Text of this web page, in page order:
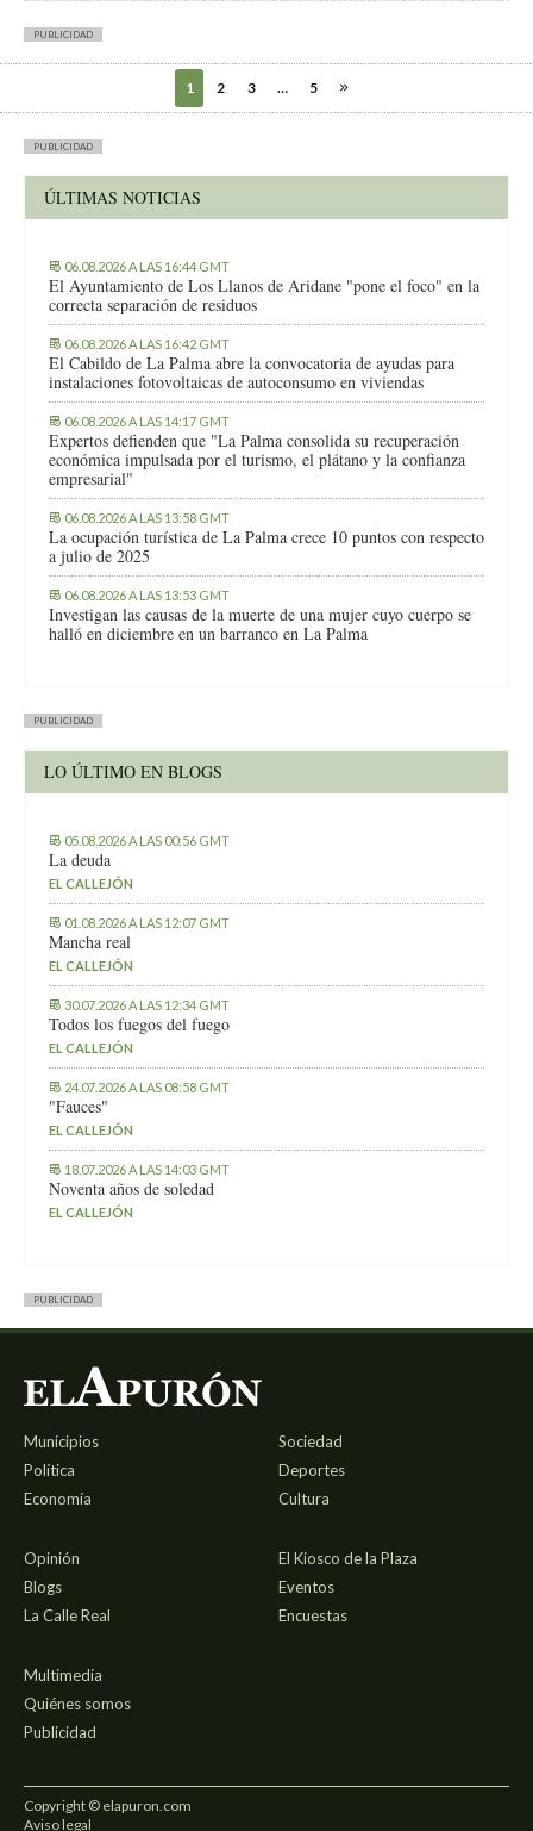
PUBLICIDAD
1 2 3 … 5
PUBLICIDAD
ÚLTIMAS NOTICIAS
06.08.2026 A LAS 16:44 GMT
El Ayuntamiento de Los Llanos de Aridane "pone el foco" en la
correcta separación de residuos
06.08.2026 A LAS 16:42 GMT
El Cabildo de La Palma abre la convocatoria de ayudas para
instalaciones fotovoltaicas de autoconsumo en viviendas
06.08.2026 A LAS 14:17 GMT
Expertos defienden que "La Palma consolida su recuperación
económica impulsada por el turismo, el plátano y la confianza
empresarial"
06.08.2026 A LAS 13:58 GMT
La ocupación turística de La Palma crece 10 puntos con respecto
a julio de 2025
06.08.2026 A LAS 13:53 GMT
Investigan las causas de la muerte de una mujer cuyo cuerpo se
halló en diciembre en un barranco en La Palma
PUBLICIDAD
LO ÚLTIMO EN BLOGS
05.08.2026 A LAS 00:56 GMT
La deuda
EL CALLEJÓN
01.08.2026 A LAS 12:07 GMT
Mancha real
EL CALLEJÓN
30.07.2026 A LAS 12:34 GMT
Todos los fuegos del fuego
EL CALLEJÓN
24.07.2026 A LAS 08:58 GMT
"Fauces"
EL CALLEJÓN
18.07.2026 A LAS 14:03 GMT
Noventa años de soledad
EL CALLEJÓN
PUBLICIDAD
Municipios
Política
Economía
Sociedad
Deportes
Cultura
Opinión
Blogs
La Calle Real
El Kiosco de la Plaza
Eventos
Encuestas
Multimedia
Quiénes somos
Publicidad
Copyright © elapuron.com
Aviso legal